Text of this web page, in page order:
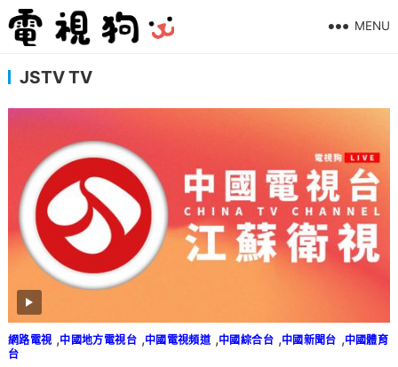
MENU
JSTV TV
網路電視 ,中國地方電視台,中國電視頻道 ,中國綜合台,中國新聞台 ,中國體育
台